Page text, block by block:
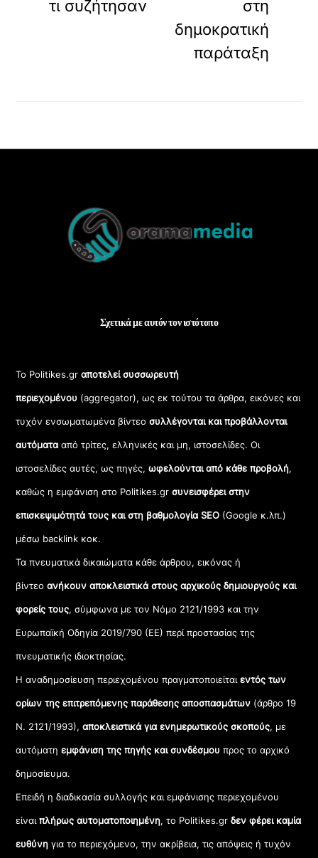
τι συζήτησαν
στη
δημοκρατική
παράταξη
Top
Σχετικά με αυτόν τον ιστότοπο
Το Politikes.grαποτελεί συσσωρευτή
περιεχομένου (aggregator), ως εκ τούτου τα άρθρα, εικόνες και
τυχόν ενσωματωμένα βίντεοσυλλέγονται και προβάλλονται
αυτόματααπό τρίτες, ελληνικές και μη, ιστοσελίδες. Οι
ιστοσελίδες αυτές, ως πηγές,ωφελούνται από κάθε προβολή,
καθώς η εμφάνιση στο Politikes.gr συνεισφέρει στην
επισκεψιμότητά τους και στη βαθμολογία SEO (Google κ.λπ.)
μέσω backlink κοκ.
Τα πνευματικά δικαιώματα κάθε άρθρου, εικόνας ή
βίντεοανήκουν αποκλειστικά στους αρχικούς δημιουργούς και
φορείς τους, σύμφωνα με τον Νόμο 2121/1993 και την
Ευρωπαϊκή Οδηγία 2019/790 (ΕΕ) περί προστασίας της
πνευματικής ιδιοκτησίας.
Η αναδημοσίευση περιεχομένου πραγματοποιείταιεντός των
ορίων της επιτρεπόμενης παράθεσης αποσπασμάτων (άρθρο 19
Ν. 2121/1993), αποκλειστικά για ενημερωτικούς σκοπούς, με
αυτόματηεμφάνιση της πηγής και συνδέσμου προς το αρχικό
δημοσίευμα.
Επειδή η διαδικασία συλλογής και εμφάνισης περιεχομένου
είναιπλήρως αυτοματοποιημένη, το Politikes.grδεν φέρει καμία
ευθύνη για το περιεχόμενο, την ακρίβεια, τις απόψεις ή τυχόν